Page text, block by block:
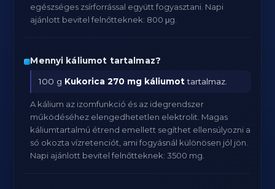
egészséges zsírforrással együtt fogyasztani. Napi
ajánlott bevitel felnőtteknek: 800 μg.
Mennyi káliumot tartalmaz?
100 g Kukorica 270 mg káliumottartalmaz.
A kálium az izomfunkció és az idegrendszer
működéséhez elengedhetetlen elektrolit. Magas
káliumtartalmú étrend emellett segíthet ellensúlyozni a
só okozta vízretenciót, ami fogyásnál különösen jól jön.
Napi ajánlott bevitel felnőtteknek: 3500 mg.